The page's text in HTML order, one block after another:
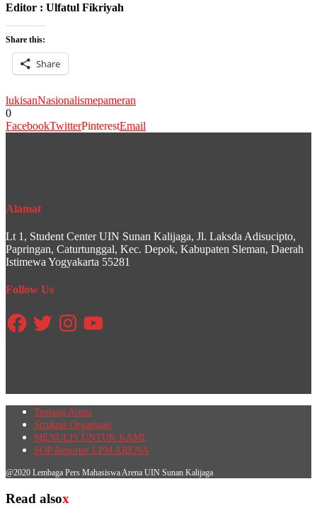
Editor : Ulfatul Fikriyah
Share this:
Share
lukisanNasionalismepameran
0
FacebookTwitterPinterestEmail
Alamat
Lt 1, Student Center UIN Sunan Kalijaga, Jl. Laksda Adisucipto,
Papringan, Caturtunggal, Kec. Depok, Kabupaten Sleman, Daerah
Istimewa Yogyakarta 55281
Follow Us
FacebookTwitterInstagramYouTube
Tentang Arena
Struktur Organisasi
MENULIS UNTUK KAMI
SOP Reporter LPM ARENA
@2020 Lembaga Pers Mahasiswa Arena UIN Sunan Kalijaga
Read alsox